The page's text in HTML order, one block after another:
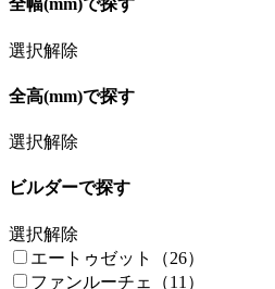
全幅(mm)で探す
選択解除
全高(mm)で探す
選択解除
ビルダーで探す
選択解除
エートゥゼット（26）
ファンルーチェ（11）